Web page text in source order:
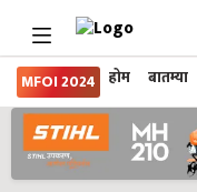
MFOI 2024 होम बातम्या